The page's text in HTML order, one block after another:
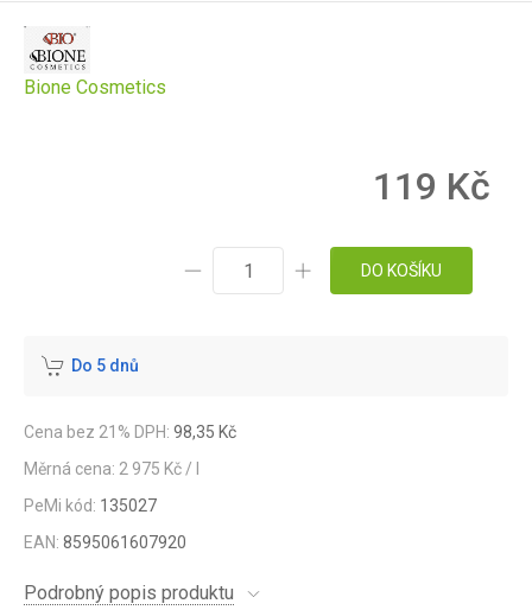
Bione Cosmetics
119 Kč
DO KOŠÍKU
Do 5 dnů
Cena bez 21% DPH: 98,35 Kč
Měrná cena: 2 975 Kč / l
PeMi kód: 135027
EAN: 8595061607920
Podrobný popis produktu